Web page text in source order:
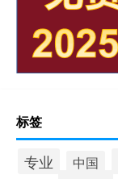
标签
专业 中国